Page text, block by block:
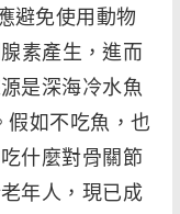
避免使用動物
素產生，進而
深海冷水魚
假如不吃魚，也
什麼對骨關節
人，現已成